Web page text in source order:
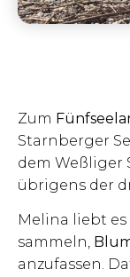
Zum
Starnberger
dem Weßliger
übrigens der
Melina liebt es
sammeln,
anzufassen.